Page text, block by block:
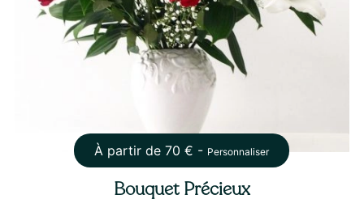
À partir de70 € - Personnaliser
Bouquet Précieux